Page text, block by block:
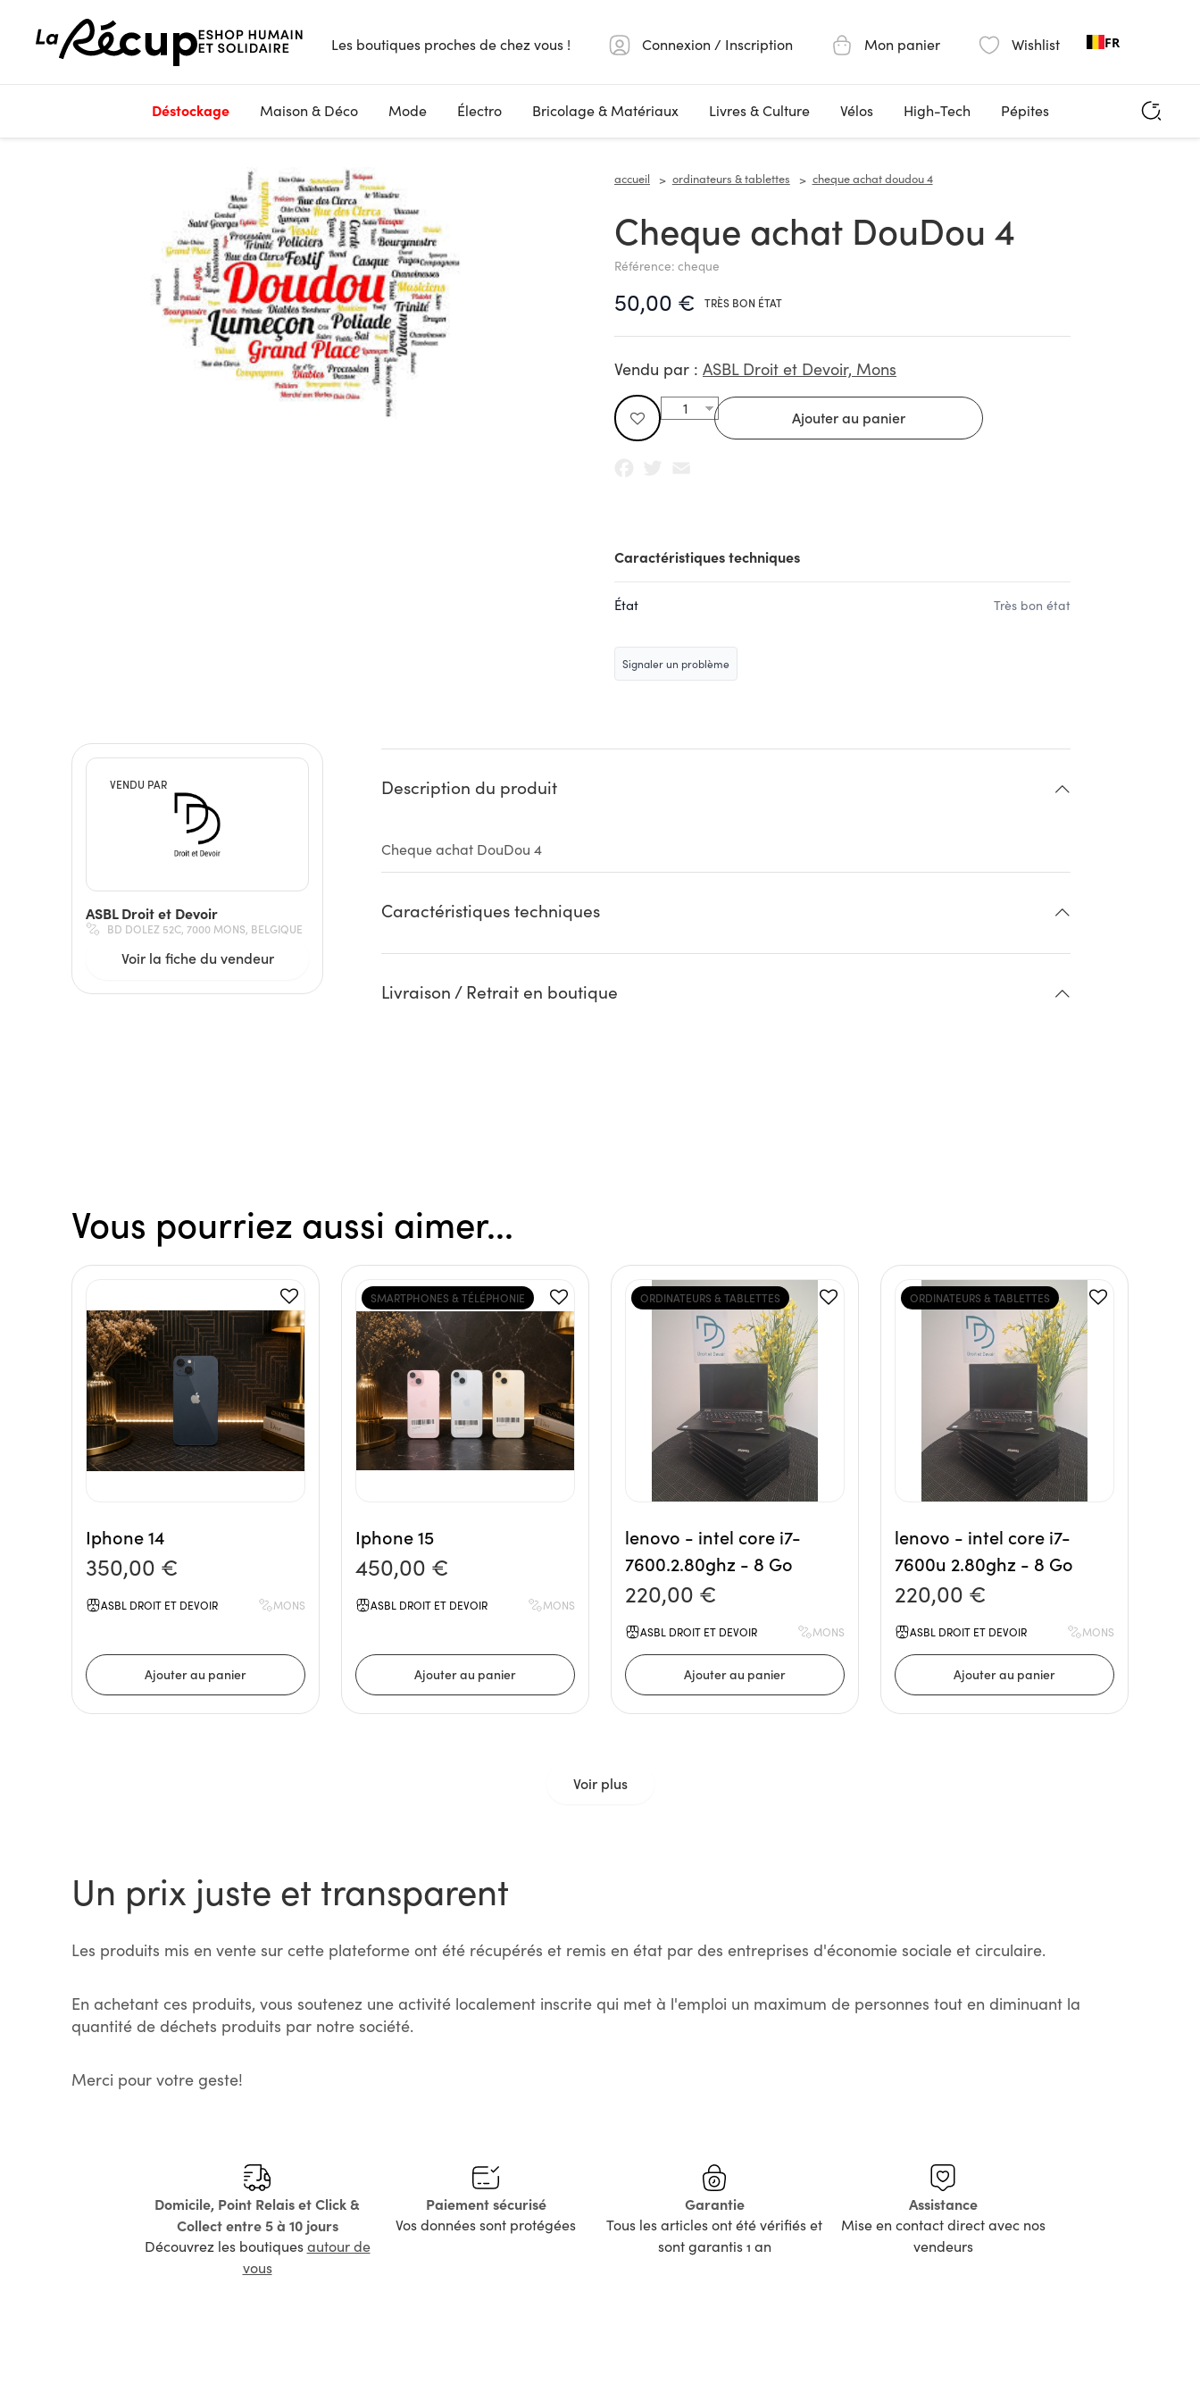
Les boutiques proches de chez vous ! Connexion / Inscription Mon panier Wishlist FR
Déstockage Maison & Déco Mode Électro Bricolage & Matériaux Livres & Culture Vélos High-Tech Pépites
accueil ordinateurs & tablettes cheque achat doudou 4
Cheque achat DouDou 4
Référence: cheque
50,00 € TRÈS BON ÉTAT
Vendu par : ASBL Droit et Devoir, Mons
Caractéristiques techniques
État Très bon état
Signaler un problème
VENDU PAR
ASBL Droit et Devoir
BD DOLEZ 52C, 7000 MONS, BELGIQUE
Voir la fiche du vendeur
Description du produit
Cheque achat DouDou 4
Caractéristiques techniques
Livraison / Retrait en boutique
Vous pourriez aussi aimer...
Iphone 14
350,00 €
ASBL DROIT ET DEVOIR MONS
SMARTPHONES & TÉLÉPHONIE
Iphone 15
450,00 €
ASBL DROIT ET DEVOIR MONS
ORDINATEURS & TABLETTES
lenovo - intel core i7-
7600.2.80ghz - 8 Go
220,00 €
ASBL DROIT ET DEVOIR MONS
ORDINATEURS & TABLETTES
lenovo - intel core i7-
7600u 2.80ghz - 8 Go
220,00 €
ASBL DROIT ET DEVOIR MONS
Voir plus
Un prix juste et transparent
Les produits mis en vente sur cette plateforme ont été récupérés et remis en état par des entreprises d'économie sociale et circulaire.
En achetant ces produits, vous soutenez une activité localement inscrite qui met à l'emploi un maximum de personnes tout en diminuant la
quantité de déchets produits par notre société.
Merci pour votre geste!
Domicile, Point Relais et Click &
Collect entre 5 à 10 jours
Découvrez les boutiquesautour de
vous
Paiement sécurisé
Vos données sont protégées
Garantie
Tous les articles ont été vérifiés et
sont garantis 1 an
Assistance
Mise en contact direct avec nos
vendeurs